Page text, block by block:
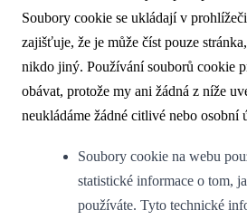
Soubory cookie se ukládají v
zajišťuje, že je může číst pouze
nikdo jiný. Používání souborů cookie
obávat, protože my ani žádná z níže
neukládáme žádné citlivé nebo osobní
Soubory cookie na webu
statistické informace o tom,
používáte. Tyto technické